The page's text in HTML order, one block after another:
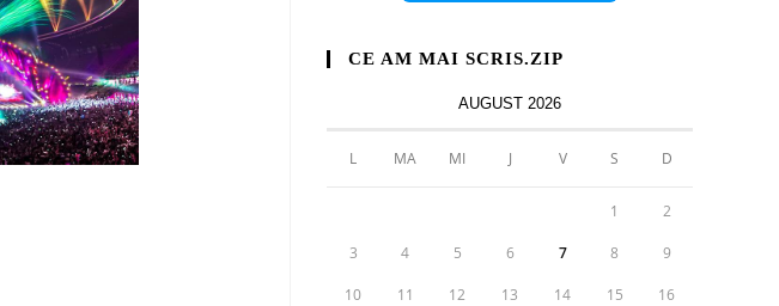
CE AM MAI SCRIS.ZIP
AUGUST 2026
L MA MI J V S D
1 2
3 4 5 6 7 8 9
10 11 12 13 14 15 16